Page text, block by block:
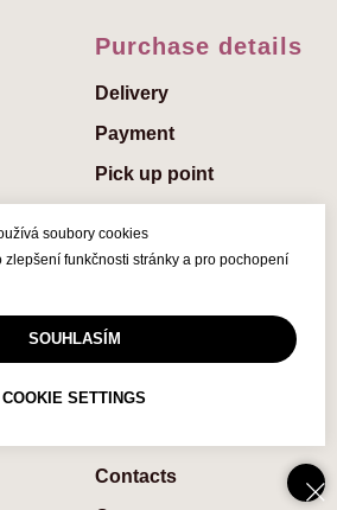
soubory cookies
zlepšení funkčnosti stránky a pro pochopení
SOUHLASÍM
COOKIE SETTINGS
Purchase details
Delivery
Payment
Pick up point
Add a greeting to the
FAQs
Contaсts